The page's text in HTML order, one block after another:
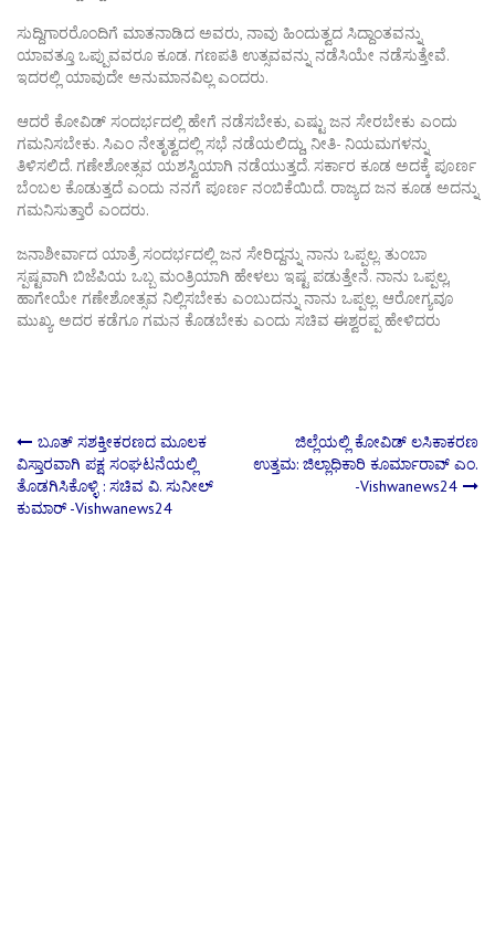
ಸುದ್ದಿಗಾರರೊಂದಿಗೆ ಮಾತನಾಡಿದ ಅವರು, ನಾವು ಹಿಂದುತ್ವದ ಸಿದ್ದಾಂತವನ್ನು
ಯಾವತ್ತೂ ಒಪ್ಪುವವರೂ ಕೂಡ‌. ಗಣಪತಿ ಉತ್ಸವವನ್ನು ನಡೆಸಿಯೇ ನಡೆಸುತ್ತೇವೆ.
ಇದರಲ್ಲಿ ಯಾವುದೇ ಅನುಮಾನವಿಲ್ಲ ಎಂದರು.
ಆದರೆ ಕೋವಿಡ್ ಸಂದರ್ಭದಲ್ಲಿ ಹೇಗೆ ನಡೆಸಬೇಕು, ಎಷ್ಟು ಜನ ಸೇರಬೇಕು ಎಂದು
ಗಮನಿಸಬೇಕು. ಸಿಎಂ ನೇತೃತ್ವದಲ್ಲಿ ಸಭೆ ನಡೆಯಲಿದ್ದು, ನೀತಿ- ನಿಯಮಗಳನ್ನು
ತಿಳಿಸಲಿದೆ. ಗಣೇಶೋತ್ಸವ ಯಶಸ್ವಿಯಾಗಿ ನಡೆಯುತ್ತದೆ. ಸರ್ಕಾರ ಕೂಡ ಅದಕ್ಕೆ ಪೂರ್ಣ
ಬೆಂಬಲ ಕೊಡುತ್ತದೆ ಎಂದು ನನಗೆ ಪೂರ್ಣ ನಂಬಿಕೆಯಿದೆ. ರಾಜ್ಯದ ಜನ ಕೂಡ ಅದನ್ನು
ಗಮನಿಸುತ್ತಾರೆ ಎಂದರು.
ಜನಾಶೀರ್ವಾದ ಯಾತ್ರೆ ಸಂದರ್ಭದಲ್ಲಿ ಜನ ಸೇರಿದ್ದನ್ನು ನಾನು ಒಪ್ಪಲ್ಲ. ತುಂಬಾ
ಸ್ಪಷ್ಟವಾಗಿ ಬಿಜೆಪಿಯ ಒಬ್ಬ ಮಂತ್ರಿಯಾಗಿ ಹೇಳಲು ಇಷ್ಟ ಪಡುತ್ತೇನೆ. ನಾನು ಒಪ್ಪಲ್ಲ,
ಹಾಗೇಯೇ ಗಣೇಶೋತ್ಸವ ನಿಲ್ಲಿಸಬೇಕು ಎಂಬುದನ್ನು ನಾನು ಒಪ್ಪಲ್ಲ. ಆರೋಗ್ಯವೂ
ಮುಖ್ಯ. ಅದರ ಕಡೆಗೂ ಗಮನ ಕೊಡಬೇಕು ಎಂದು ಸಚಿವ ಈಶ್ವರಪ್ಪ ಹೇಳಿದರು
Post
navigation
ಬೂತ್ ಸಶಕ್ತೀಕರಣದ ಮೂಲಕ
ವಿಸ್ತಾರವಾಗಿ ಪಕ್ಷ ಸಂಘಟನೆಯಲ್ಲಿ
ತೊಡಗಿಸಿಕೊಳ್ಳಿ : ಸಚಿವ ವಿ. ಸುನೀಲ್
ಕುಮಾರ್ -Vishwanews24
ಜಿಲ್ಲೆಯಲ್ಲಿ ಕೋವಿಡ್ ಲಸಿಕಾಕರಣ
ಉತ್ತಮ: ಜಿಲ್ಲಾಧಿಕಾರಿ ಕೂರ್ಮಾರಾವ್ ಎಂ.
-Vishwanews24